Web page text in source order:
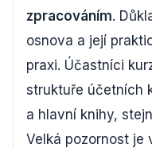
zpracováním.
osnova a její
praxi. Účastníci
struktuře účetních
a hlavní knihy,
Velká pozornost je